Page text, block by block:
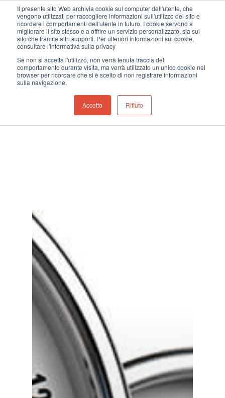
Il presente sito Web archivia cookie sul computer dell'utente, che
vengono utilizzati per raccogliere informazioni sull'utilizzo del sito e
ricordare i comportamenti dell'utente in futuro. I cookie servono a
migliorare il sito stesso e a offrire un servizio personalizzato, sia sul
sito che tramite altri supporti. Per ulteriori informazioni sui cookie,
consultare l'informativa sulla privacy
Se non si accetta l'utilizzo, non verrà tenuta traccia del
comportamento durante visita, ma verrà utilizzato un unico cookie nel
browser per ricordare che si è scelto di non registrare informazioni
sulla navigazione.
Accetto Rifiuto
Hit enter to search or ESC to close